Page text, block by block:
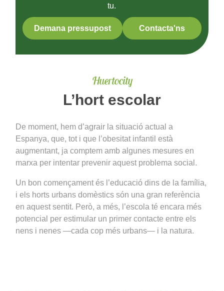
tu.
Demana pressupost Contacta'ns
Huertocity
L’hort escolar
De moment, hem d’agrair la situació actual a
Espanya, que, tot i que l’obesitat infantil està
augmentant, ja comptem amb algunes mesures en
marxa per intentar prevenir aquest problema social.
Un bon començament és l’educació dins de la família,
i els horts urbans domèstics són una gran referència
en aquest sentit. Però, a més, l’escola té encara més
potencial per estimular un primer contacte entre els
nens i nenes —cada cop més urbans— i la natura.